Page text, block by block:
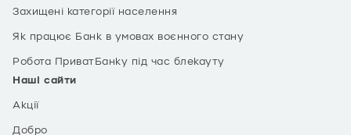
Захищені категорії населення
Як працює Банк в умовах воєнного стану
Робота ПриватБанку під час блекауту
Наші сайти
Акції
Добро